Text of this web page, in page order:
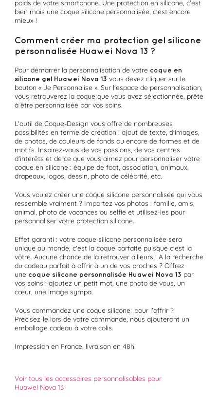
poids de votre smartphone. Une protection en silicone, c'est
bien mais une coque silicone personnalisée, c'est encore
mieux !
Comment créer ma protection gel silicone
personnalisée Huawei Nova 13 ?
Pour démarrer la personnalisation de votre coque en
silicone gel Huawei Nova 13 vous devez cliquer sur le
bouton « Je Personnalise ». Sur l'espace de personnalisation,
vous retrouverez la coque que vous avez sélectionnée, prête
à être personnalisée par vos soins.
L'outil de Coque-Design vous offre de nombreuses
possibilités en terme de création : ajout de texte, d'images,
de photos, de couleurs de fonds ou encore de formes et de
motifs. Inspirez-vous de vos passions, de vos centres
d'intérêts et de ce que vous aimez pour personnaliser votre
coque en silicone : équipe de foot, association, animaux,
drapeaux, logos, dessin, photo de célébrité, etc.
Vous voulez créer une coque silicone personnalisée qui vous
ressemble vraiment ? Importez vos photos : famille, amis,
animal, photo de vacances ou selfie et utilisez-les pour
personnaliser votre protection silicone.
Effet garanti : votre coque silicone personnalisée sera
unique au monde, c'est la coque parfaite puisque c'est la
vôtre. Aucune chance de la retrouver ailleurs ! A la recherche
du cadeau parfait à offrir à un de vos proches ? Offrez
une coque silicone personnalisée Huawei Nova 13 par
vos soins : ajoutez un petit mot, une photo de vous, un
cœur, une image sympa.
Vous commandez une coque silicone pour l'offrir ?
Précisez-le lors de votre commande, nous ajouteront un
emballage cadeau à votre colis.
Impression en France, livraison en 48h.
Voir tous les accessoires personnalisables pour
Huawei Nova 13